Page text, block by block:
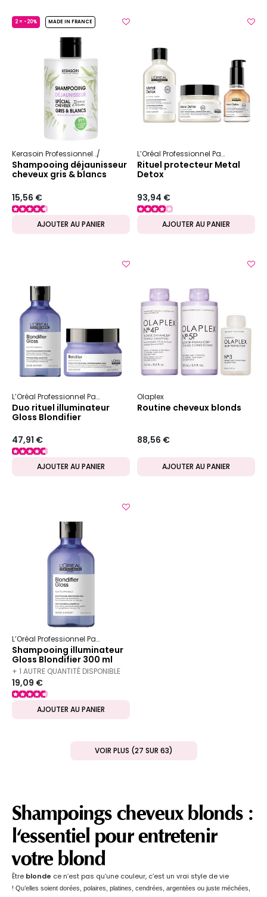
2 = -20% MADE IN FRANCE
Kerasoin Professionnel Déjaunisseur
Shampooing déjaunisseur
cheveux gris & blancs
15,56 €
AJOUTER AU PANIER
L’Oréal Professionnel Paris
Rituel protecteur Metal
Detox
93,94 €
AJOUTER AU PANIER
L’Oréal Professionnel Paris Serie Expert Blondifier
Duo rituel illuminateur
Gloss Blondifier
47,91 €
AJOUTER AU PANIER
Olaplex
Routine cheveux blonds
88,56 €
AJOUTER AU PANIER
L’Oréal Professionnel Paris
Shampooing illuminateur
Gloss Blondifier 300 ml
+ 1 AUTRE QUANTITÉ DISPONIBLE
19,09 €
AJOUTER AU PANIER
VOIR PLUS (27 SUR 63)
Shampoings cheveux blonds :
l'essentiel pour entretenir
votre blond
Être blonde ce n’est pas qu’une couleur, c’est un vrai style de vie
! Qu’elles soient dorées, polaires, platines, cendrées, argentées ou juste méchées,